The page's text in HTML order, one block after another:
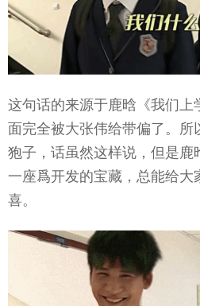
这句话的来源于鹿晗《我们上
面完全被大张伟给带偏了。所
狍子，话虽然这样说，但是鹿
一座爲开发的宝藏，总能给大
喜。